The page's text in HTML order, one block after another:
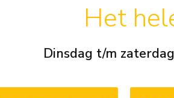
Het
Dinsdag t/m